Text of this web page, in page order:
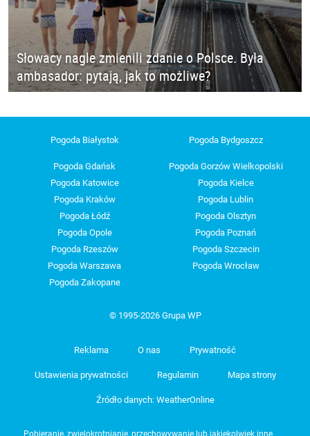
Słowacy nagle zmienili zdanie o Polsce. Była
ambasador: pytają, jak to możliwe?
Pogoda Białystok Pogoda Bydgoszcz
Pogoda Gdańsk
Pogoda Gorzów Wielkopolski
Pogoda Katowice
Pogoda Kielce
Pogoda Kraków
Pogoda Lublin
Pogoda Łódź
Pogoda Olsztyn
Pogoda Opole
Pogoda Poznań
Pogoda Rzeszów
Pogoda Szczecin
Pogoda Warszawa
Pogoda Wrocław
Pogoda Zakopane
© 1995-2026 Grupa WP
Reklama O nas Prywatność
Ustawienia prywatności Regulamin Mapa strony
Źródło danych: WeatherOnline
Pobieranie, zwielokrotnianie, przechowywanie lub jakiekolwiek inne